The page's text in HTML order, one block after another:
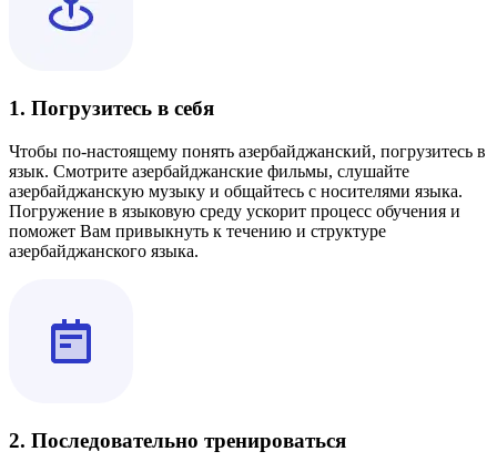
1. Погрузитесь в себя
Чтобы по-настоящему понять азербайджанский, погрузитесь в
язык. Смотрите азербайджанские фильмы, слушайте
азербайджанскую музыку и общайтесь с носителями языка.
Погружение в языковую среду ускорит процесс обучения и
поможет Вам привыкнуть к течению и структуре
азербайджанского языка.
2. Последовательно тренироваться